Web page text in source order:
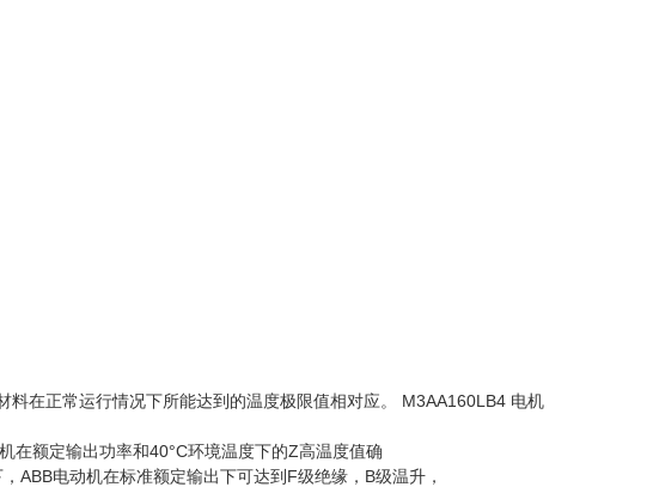
在正常运行情况下所能达到的温度极限值相对应。 M3AA160LB4 电机
在额定输出功率和40°C环境温度下的Z高温度值确
ABB电动机在标准额定输出下可达到F级绝缘，B级温升，